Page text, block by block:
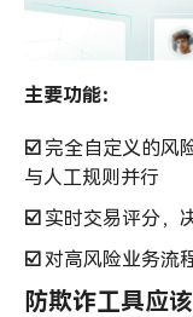
主要功能：
☑️ 完全自定义的风
与人工规则并行
☑️ 实时交易评分，
☑️ 对高风险业务流
防欺诈工具应